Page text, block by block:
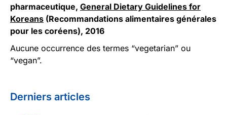
pharmaceutique, General Dietary Guidelines for
Koreans (Recommandations alimentaires générales
pour les coréens), 2016
Aucune occurrence des termes “vegetarian” ou
“vegan”.
Derniers articles